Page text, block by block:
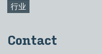
行业
Con­tact